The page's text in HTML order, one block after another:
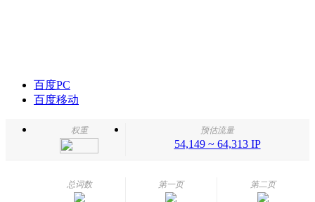
百度PC
百度移动
权重 预估流量
54,149 ~ 64,313 IP
总词数 第一页 第二页